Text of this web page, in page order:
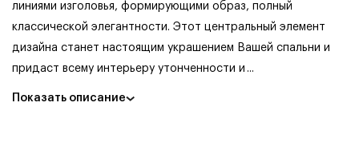
линиями изголовья, формирующими образ, полный
классической элегантности. Этот центральный элемент
дизайна станет настоящим украшением Вашей спальни и
придаст всему интерьеру утонченности и ...
Показать описание